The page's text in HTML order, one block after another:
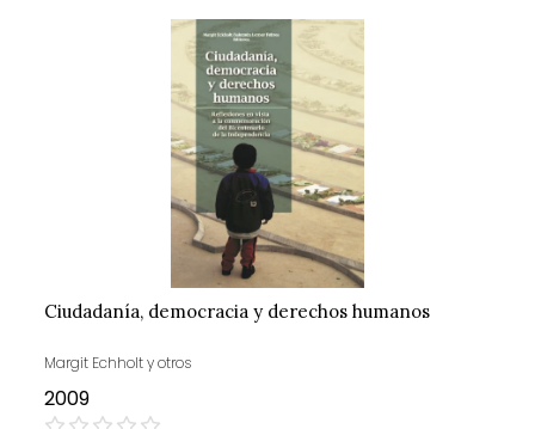
Ciudadanía, democracia y derechos humanos
Margit Echholt y otros
2009